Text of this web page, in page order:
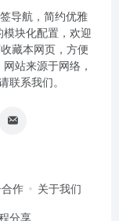
导航，简约优雅
块化配置，欢迎
藏本网页，方便
站来源于网络，
联系我们。
合作 关于我们
分享